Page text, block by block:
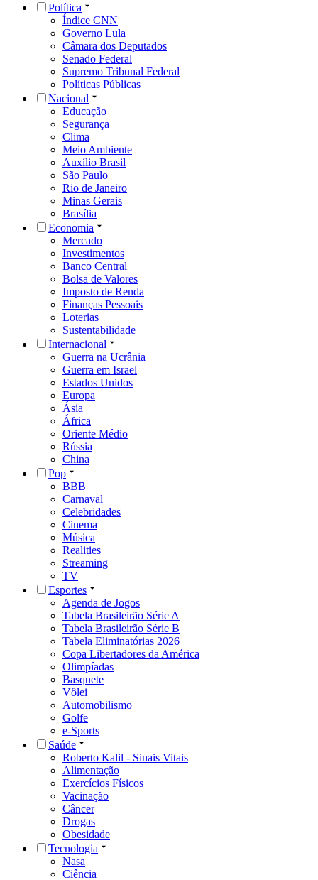
Política
Índice CNN
Governo Lula
Câmara dos Deputados
Senado Federal
Supremo Tribunal Federal
Políticas Públicas
Nacional
Educação
Segurança
Clima
Meio Ambiente
Auxílio Brasil
São Paulo
Rio de Janeiro
Minas Gerais
Brasília
Economia
Mercado
Investimentos
Banco Central
Bolsa de Valores
Imposto de Renda
Finanças Pessoais
Loterias
Sustentabilidade
Internacional
Guerra na Ucrânia
Guerra em Israel
Estados Unidos
Europa
Ásia
África
Oriente Médio
Rússia
China
Pop
BBB
Carnaval
Celebridades
Cinema
Música
Realities
Streaming
TV
Esportes
Agenda de Jogos
Tabela Brasileirão Série A
Tabela Brasileirão Série B
Tabela Eliminatórias 2026
Copa Libertadores da América
Olimpíadas
Basquete
Vôlei
Automobilismo
Golfe
e-Sports
Saúde
Roberto Kalil - Sinais Vitais
Alimentação
Exercícios Físicos
Vacinação
Câncer
Drogas
Obesidade
Tecnologia
Nasa
Ciência